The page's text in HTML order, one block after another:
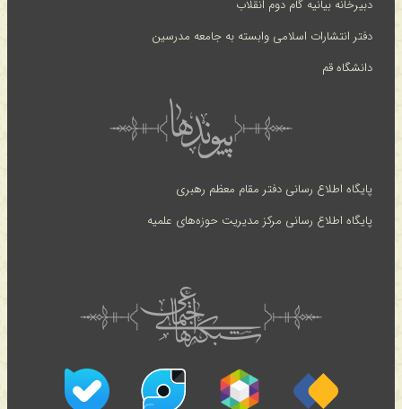
دبیرخانه بیانیه گام دوم انقلاب
دفتر انتشارات اسلامی وابسته به جامعه مدرسین
دانشگاه قم
پایگاه اطلاع رسانی دفتر مقام معظم رهبری
پایگاه اطلاع رسانی مرکز مدیریت حوزه‌های علمیه